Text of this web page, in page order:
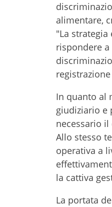
alimentare,
"La
rispondere
In quanto al
giudiziario e
necessario
Allo stesso
operativa a
la cattiva
La portata